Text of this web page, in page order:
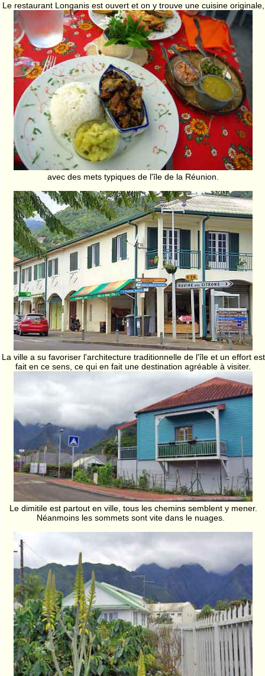
Le restaurant Longanis est ouvert et on y trouve une cuisine originale,
avec des mets typiques de l'île de la Réunion.
La ville a su favoriser l'architecture traditionnelle de l'île et un effort est
fait en ce sens, ce qui en fait une destination agréable à visiter.
Le dimitile est partout en ville, tous les chemins semblent y mener.
Néanmoins les sommets sont vite dans le nuages.